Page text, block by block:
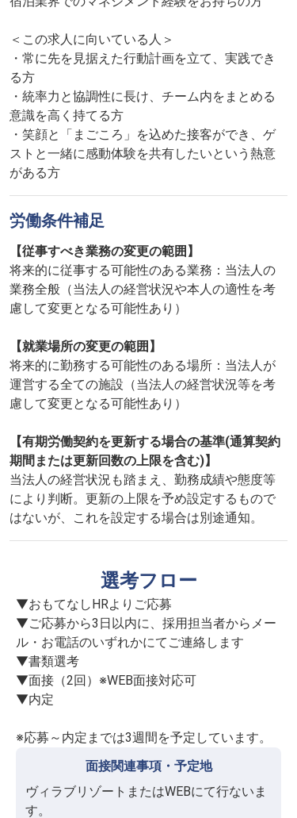
＜この求人に向いている人＞
・常に先を見据えた行動計画を立て、実践でき
る方
・統率力と協調性に長け、チーム内をまとめる
意識を高く持てる方
・笑顔と「まごころ」を込めた接客ができ、ゲ
ストと一緒に感動体験を共有したいという熱意
がある方
労働条件補足
【従事すべき業務の変更の範囲】
将来的に従事する可能性のある業務：当法人の
業務全般（当法人の経営状況や本人の適性を考
慮して変更となる可能性あり）
【就業場所の変更の範囲】
将来的に勤務する可能性のある場所：当法人が
運営する全ての施設（当法人の経営状況等を考
慮して変更となる可能性あり）
【有期労働契約を更新する場合の基準(通算契約
期間または更新回数の上限を含む)】
当法人の経営状況も踏まえ、勤務成績や態度等
により判断。更新の上限を予め設定するもので
はないが、これを設定する場合は別途通知。
選考フロー
▼おもてなしHRよりご応募
▼ご応募から3日以内に、採用担当者からメー
ル・お電話のいずれかにてご連絡します
▼書類選考
▼面接（2回）※WEB面接対応可
▼内定
※応募～内定までは3週間を予定しています。
面接関連事項・予定地
ヴィラブリゾートまたはWEBにて行ないま
す。